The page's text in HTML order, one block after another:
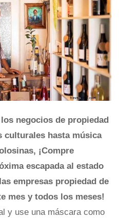
negocios de propiedad
culturales hasta música
¡Compre
escapada al estado
empresas propiedad de
mes y todos los meses!
y use una máscara como